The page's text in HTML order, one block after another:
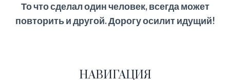
То что сделал один человек, всегда может
повторить и другой. Дорогу осилит идущий!
НАВИГАЦИЯ